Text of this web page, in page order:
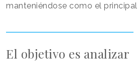
manteniéndose como el
El objetivo es analizar